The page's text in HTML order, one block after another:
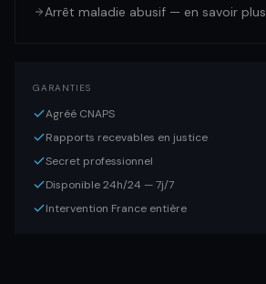
Arrêt maladie abusif — en savoir plus
GARANTIES
Agréé CNAPS
Rapports recevables en justice
Secret professionnel
Disponible 24h/24 — 7j/7
Intervention France entière